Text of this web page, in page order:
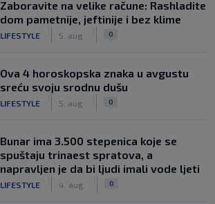
Zaboravite na velike račune: Rashladite
dom pametnije, jeftinije i bez klime
LIFESTYLE 5. aug. 0
Ova 4 horoskopska znaka u avgustu
sreću svoju srodnu dušu
LIFESTYLE 5. aug. 0
Bunar imа 3.500 stepenica koje se
spuštaju trinaest spratova, a
napravljen je da bi ljudi imali vode ljeti
LIFESTYLE 4. aug. 0